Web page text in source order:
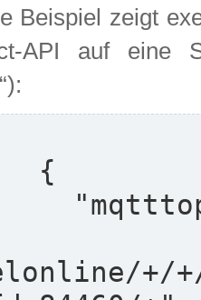
Beispiel zeigt
API auf eine
+/